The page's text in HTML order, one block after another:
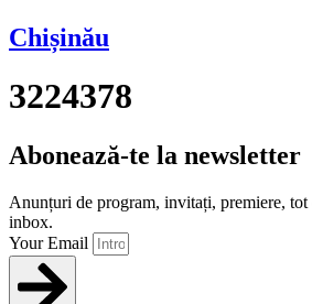
Chișinău
3224378
Abonează-te la newsletter
Anunțuri de program, invitați, premiere,
inbox.
Your Email